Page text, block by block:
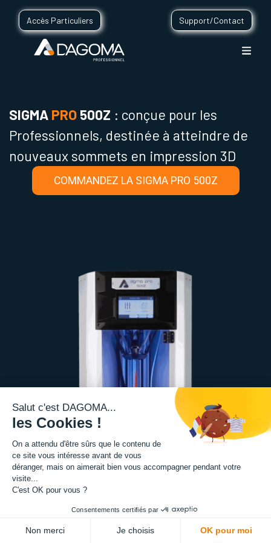
Accès Particuliers Support/Contact
SIGMA PRO 500Z : conçue pour les
Professionnels, destinée à atteindre de
nouveaux sommets en impression 3D
COMMANDEZ LA SIGMA PRO 500Z
Salut c'est DAGOMA...
les Cookies !
On a attendu d'être sûrs que le contenu de
ce site vous intéresse avant de vous
déranger, mais on aimerait bien vous accompagner pendant votre
visite...
C'est OK pour vous ?
Consentements certifiés par
Non merci Je choisis OK pour moi